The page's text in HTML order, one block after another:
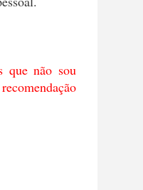
que não sou